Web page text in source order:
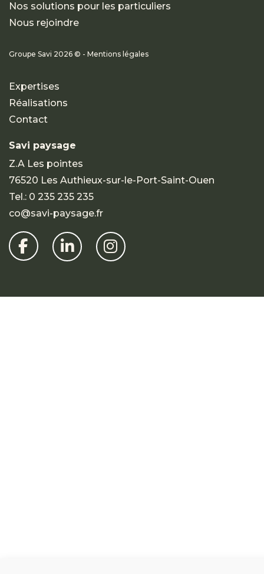
Nos solutions pour les particuliers
Nous rejoindre
Groupe Savi 2026 © - Mentions légales
Expertises
Réalisations
Contact
Savi paysage
Z.A Les pointes
76520 Les Authieux-sur-le-Port-Saint-Ouen
Tel.: 0 235 235 235
co@savi-paysage.fr